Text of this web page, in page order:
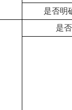
是否明
是